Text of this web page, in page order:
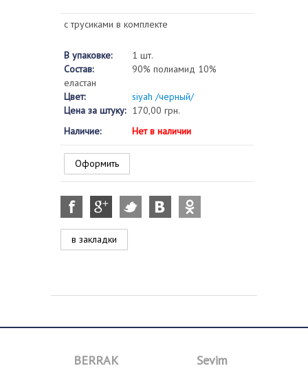
с трусиками в комплекте
В упаковке:
1 шт.
Состав:
90% полиамид 10%
еластан
Цвет:
siyah /черный/
Цена за штуку: 170,00 грн.
Наличие:
Нет в наличии
Оформить
в закладки
BERRAK Sevim